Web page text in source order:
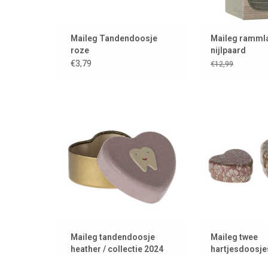
Maileg Tandendoosje
roze
€3,79
Maileg
nijlpaard
€12,99
TOEVOEGEN AAN WINKELWAGEN
Maileg tandendoosje
heather / collectie 2024
Maileg twee